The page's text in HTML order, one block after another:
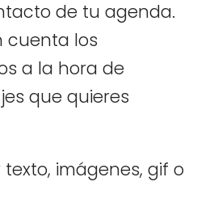
de tu agenda.
cuenta los
a la hora de
que quieres
imágenes, gif o